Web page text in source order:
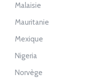
Malaisie
Mauritanie
Mexique
Nigeria
Norvège